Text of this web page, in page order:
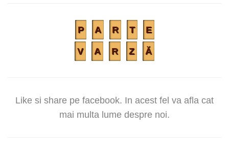
P A R T E
V A R Z Ă
Like si share pe facebook. In acest fel va afla cat
mai multa lume despre noi.